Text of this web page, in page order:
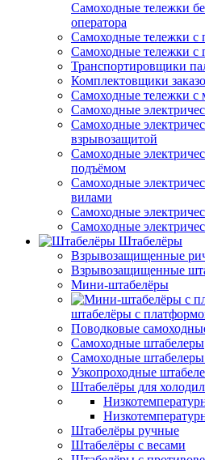
Самоходные тележки
оператора
Самоходные тележки с
Самоходные тележки с
Транспортировщики
Комплектовщики
Самоходные тележки с
Самоходные
Самоходные
взрывозащитой
Самоходные
подъёмом
Самоходные
вилами
Самоходные
Самоходные
Штабелёры
Взрывозащищенные
Взрывозащищенные
Мини-штабелёры
штабелёры с
Поводковые
Самоходные штабелеры
Самоходные
Узкопроходные
Штабелёры для
Штабелёры ручные
Штабелёры с весами